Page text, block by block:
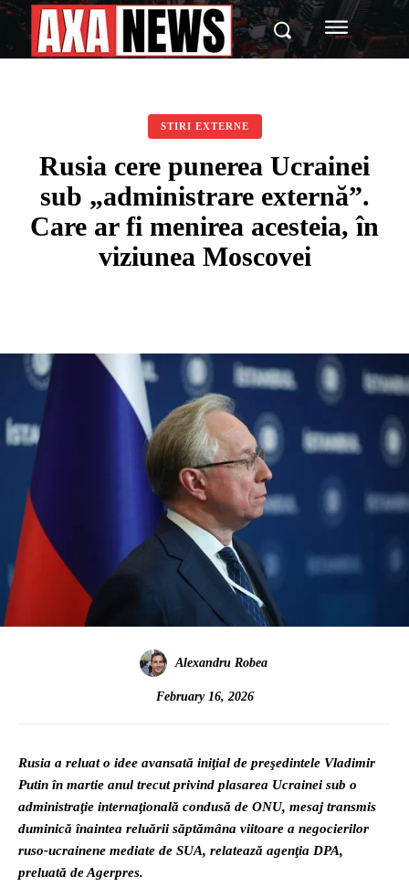
STIRI EXTERNE
Rusia cere punerea Ucrainei
sub „administrare externă”.
Care ar fi menirea acesteia, în
viziunea Moscovei
Alexandru Robea
February 16, 2026
Rusia a reluat o idee avansată iniţial de preşedintele Vladimir
Putin în martie anul trecut privind plasarea Ucrainei sub o
administraţie internaţională condusă de ONU, mesaj transmis
duminică înaintea reluării săptămâna viitoare a negocierilor
ruso-ucrainene mediate de SUA, relatează agenţia DPA,
preluată de Agerpres.